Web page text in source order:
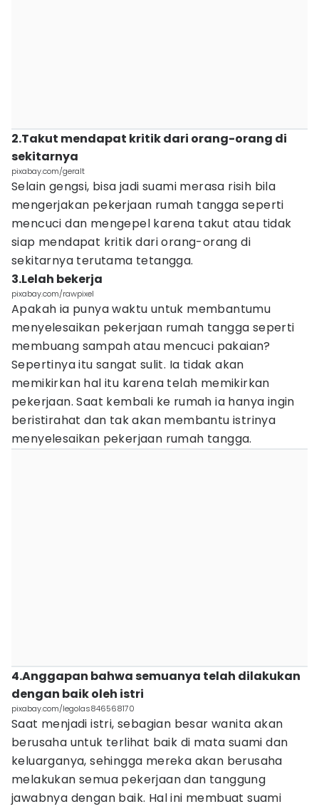
2.Takut mendapat kritik dari orang-orang di
sekitarnya
pixabay.com/geralt
Selain gengsi, bisa jadi suami merasa risih bila
mengerjakan pekerjaan rumah tangga seperti
mencuci dan mengepel karena takut atau tidak
siap mendapat kritik dari orang-orang di
sekitarnya terutama tetangga.
3.Lelah bekerja
pixabay.com/rawpixel
Apakah ia punya waktu untuk membantumu
menyelesaikan pekerjaan rumah tangga seperti
membuang sampah atau mencuci pakaian?
Sepertinya itu sangat sulit. Ia tidak akan
memikirkan hal itu karena telah memikirkan
pekerjaan. Saat kembali ke rumah ia hanya ingin
beristirahat dan tak akan membantu istrinya
menyelesaikan pekerjaan rumah tangga.
4.Anggapan bahwa semuanya telah dilakukan
dengan baik oleh istri
pixabay.com/legolas846568170
Saat menjadi istri, sebagian besar wanita akan
berusaha untuk terlihat baik di mata suami dan
keluarganya, sehingga mereka akan berusaha
melakukan semua pekerjaan dan tanggung
jawabnya dengan baik. Hal ini membuat suami